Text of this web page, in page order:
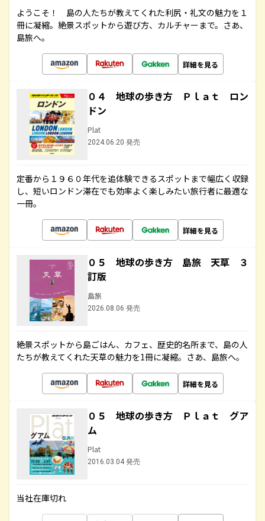
ようこそ！ 島の人たちが教えてくれた利尻・礼文の魅力を１
冊に凝縮。絶景スポットから遊び方、カルチャーまで。さあ、
島旅へ。
詳細を見る
０４ 地球の歩き方 Ｐｌａｔ ロン
ドン
Plat
2024.06.20 発売
定番から１９６０年代を追体験できるスポットまで幅広く収録
し、短いロンドン滞在でも効率よく楽しみたい旅行者に最適な
一冊。
詳細を見る
０５ 地球の歩き方 島旅 天草 ３
訂版
島旅
2026.08.06 発売
絶景スポットから島ごはん、カフェ、歴史的名所まで、島の人
たちが教えてくれた天草の魅力を1冊に凝縮。さあ、島旅へ。
詳細を見る
０５ 地球の歩き方 Ｐｌａｔ グア
ム
Plat
2016.03.04 発売
当社在庫切れ